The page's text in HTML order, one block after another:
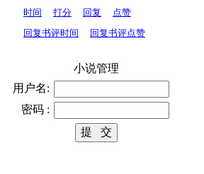
时间
打分 回复
点赞
回复书评时间
回复书评点赞
小说管理
用户名:
密码 :